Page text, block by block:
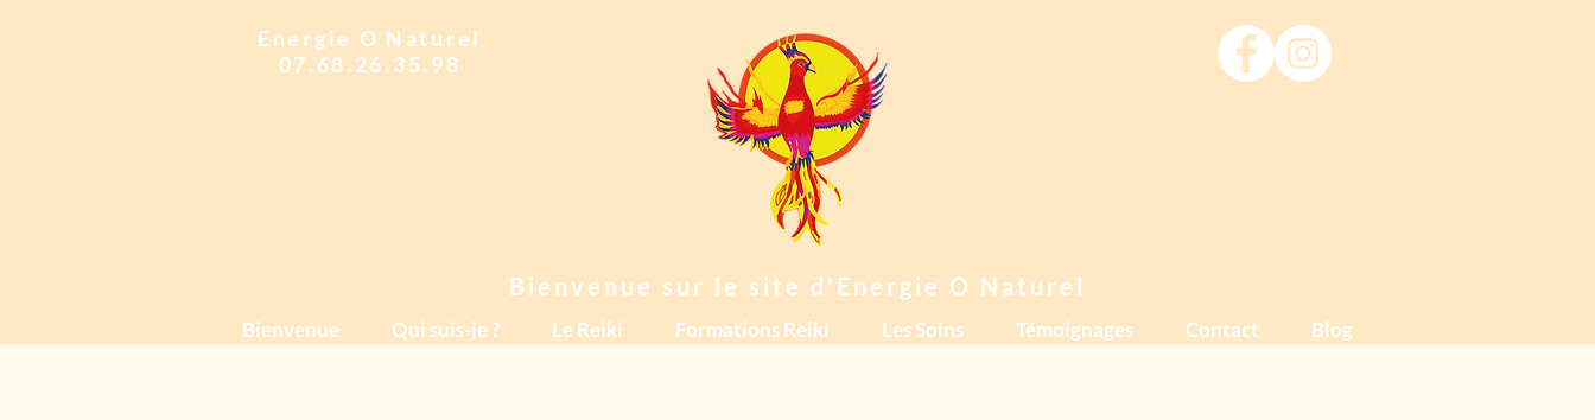
Energie O Naturel
07.68.26.35.98
Bienvenue sur le site d'Energie O Naturel
Bienvenue Qui suis-je ? Le Reiki Formations Reiki Les Soins Témoignages Contact Blog